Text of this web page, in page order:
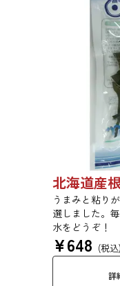
北海道産
うまみと粘り
選しました。
水をどうぞ！
¥648 (税込)
詳